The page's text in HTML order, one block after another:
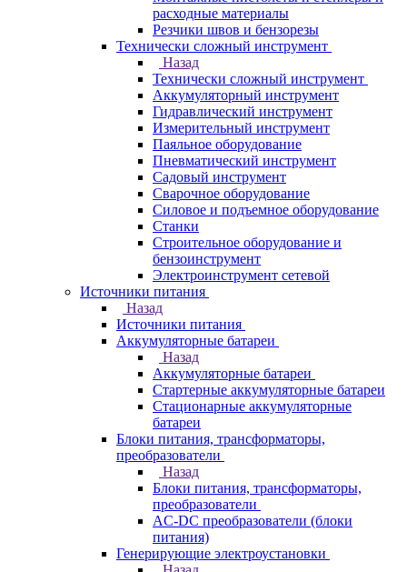
расходные материалы
Резчики швов и бензорезы
Технически сложный инструмент
Назад
Технически сложный инструмент
Аккумуляторный инструмент
Гидравлический инструмент
Измерительный инструмент
Паяльное оборудование
Пневматический инструмент
Садовый инструмент
Сварочное оборудование
Силовое и подъемное оборудование
Станки
Строительное оборудование и
бензоинструмент
Электроинструмент сетевой
Источники питания
Назад
Источники питания
Аккумуляторные батареи
Назад
Аккумуляторные батареи
Стартерные аккумуляторные батареи
Стационарные аккумуляторные
батареи
Блоки питания, трансформаторы,
преобразователи
Назад
Блоки питания, трансформаторы,
преобразователи
AC-DC преобразователи (блоки
питания)
Генерирующие электроустановки